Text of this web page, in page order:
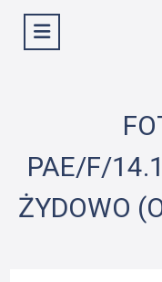
Wyświetl menu
PAE/F/
ŻYDOWO